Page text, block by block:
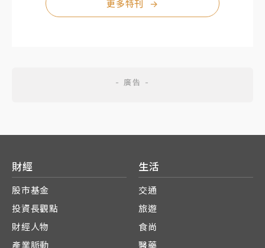
更多特刊 →
財經
股市基金
投資長觀點
財經人物
產業脈動
生活
交通
旅遊
食尚
醫藥